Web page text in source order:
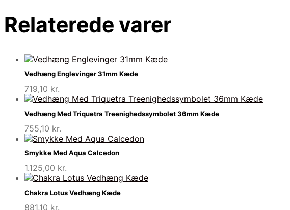
Relaterede varer
Vedhæng Englevinger 31mm Kæde
719,10 kr.
Vedhæng Med Triquetra Treenighedssymbolet 36mm Kæde
755,10 kr.
Smykke Med Aqua Calcedon
1.125,00 kr.
Chakra Lotus Vedhæng Kæde
881,10 kr.